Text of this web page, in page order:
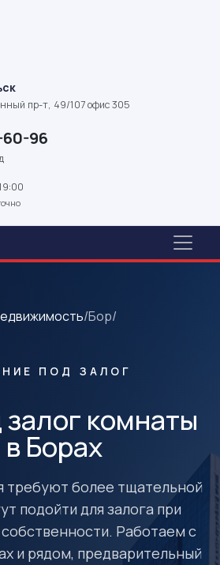
пр-т, 49/107 офис 305
60-96
/Бор/
ПОД ЗАЛОГ
комнаты
Борах
требуют более тщательной
подойти для залога при
Работаем с
и рядом, предварительный